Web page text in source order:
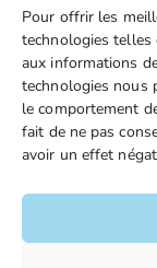
Pour offrir les
technologies telles
aux informations
technologies nous
le comportement
fait de ne pas
avoir un effet
FGTA-FO / 15